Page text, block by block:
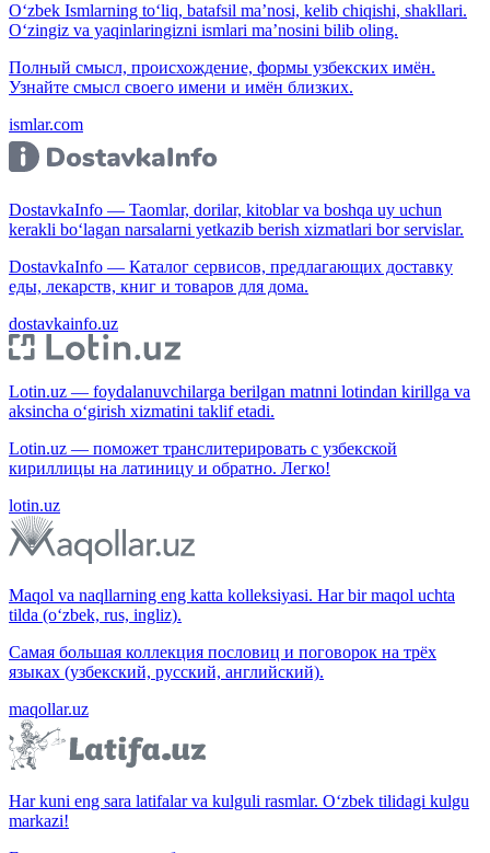
O‘zbek Ismlarning to‘liq, batafsil ma’nosi, kelib chiqishi, shakllari.
O‘zingiz va yaqinlaringizni ismlari ma’nosini bilib oling.
Полный смысл, происхождение, формы узбекских имён.
Узнайте смысл своего имени и имён близких.
ismlar.com
DostavkaInfo — Taomlar, dorilar, kitoblar va boshqa uy uchun
kerakli bo‘lagan narsalarni yetkazib berish xizmatlari bor servislar.
DostavkaInfo — Каталог сервисов, предлагающих доставку
еды, лекарств, книг и товаров для дома.
dostavkainfo.uz
Lotin.uz — foydalanuvchilarga berilgan matnni lotindan kirillga va
aksincha o‘girish xizmatini taklif etadi.
Lotin.uz — поможет транслитерировать с узбекской
кириллицы на латиницу и обратно. Легко!
lotin.uz
Maqol va naqllarning eng katta kolleksiyasi. Har bir maqol uchta
tilda (o‘zbek, rus, ingliz).
Самая большая коллекция пословиц и поговорок на трёх
языках (узбекский, русский, английский).
maqollar.uz
Har kuni eng sara latifalar va kulguli rasmlar. O‘zbek tilidagi kulgu
markazi!